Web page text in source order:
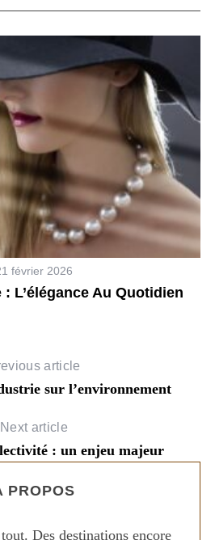
février 2026
L’élégance Au Quotidien
article
sur l’environnement
Next article
: un enjeu majeur
PROPOS
Des destinations encore